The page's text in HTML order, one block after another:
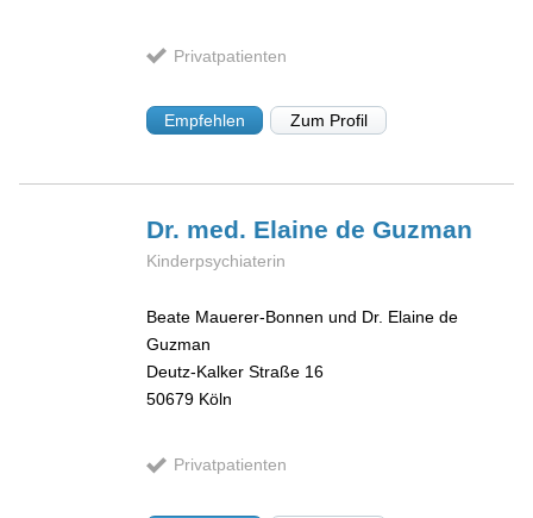
Privatpatienten
Empfehlen Zum Profil
Dr. med. Elainede Guzman
Kinderpsychiaterin
Beate Mauerer-Bonnen und Dr. Elaine de
Guzman
Deutz-Kalker Straße 16
50679 Köln
Privatpatienten